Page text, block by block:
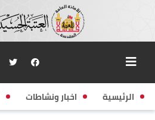
الرئيسية اخبار ونشاطات